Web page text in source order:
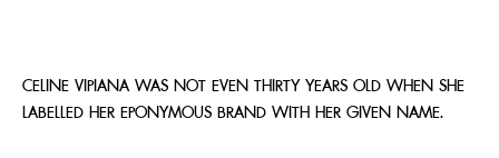
CELINE VIPIANA WAS NOT EVEN THIRTY YEARS OLD WHEN SHE
LABELLED HER EPONYMOUS BRAND WITH HER GIVEN NAME.